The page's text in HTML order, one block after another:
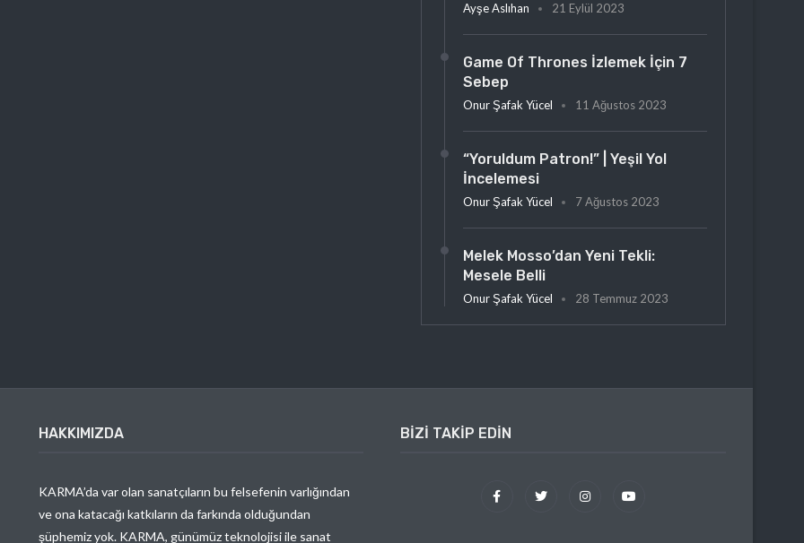
Ayşe Aslıhan 21 Eylül 2023
Game Of Thrones İzlemek İçin 7
Sebep
Onur Şafak Yücel 11 Ağustos 2023
“Yoruldum Patron!” | Yeşil Yol
İncelemesi
Onur Şafak Yücel 7 Ağustos 2023
Melek Mosso’dan Yeni Tekli:
Mesele Belli
Onur Şafak Yücel 28 Temmuz 2023
HAKKIMIZDA
KARMA’da var olan sanatçıların bu felsefenin varlığından
ve ona katacağı katkıların da farkında olduğundan
şüphemiz yok. KARMA, günümüz teknolojisi ile sanat
BIZI TAKIP EDIN